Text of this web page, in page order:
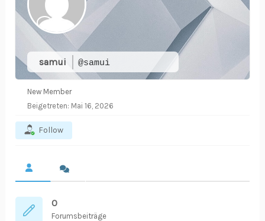
samui @samui
New Member
Beigetreten: Mai 16, 2026
Follow
0
Forumsbeiträge